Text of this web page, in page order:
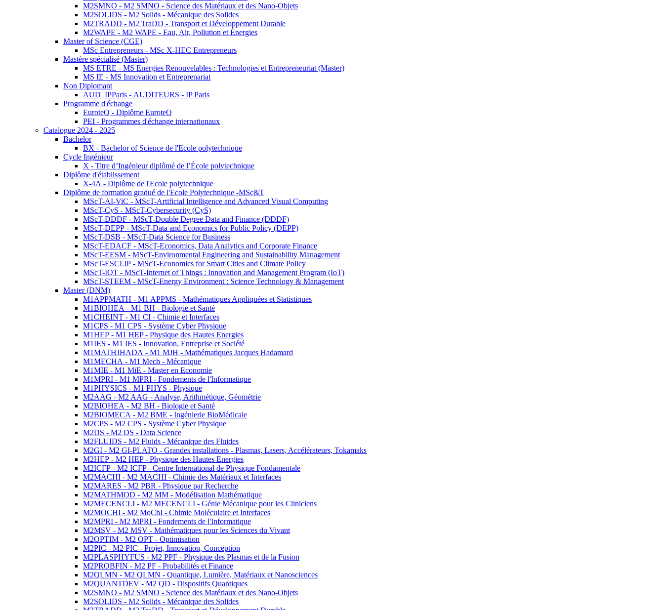
M2SMNO - M2 SMNO - Science des Matériaux et des Nano-Objets
M2SOLIDS - M2 Solids - Mécanique des Solides
M2TRADD - M2 TraDD - Transport et Développement Durable
M2WAPE - M2 WAPE - Eau, Air, Pollution et Énergies
Master of Science (CGE)
MSc Entrepreneurs - MSc X-HEC Entrepreneurs
Mastère spécialisé (Master)
MS ETRE - MS Energies Renouvelables : Technologies et Entrepreneuriat (Master)
MS IE - MS Innovation et Entreprenariat
Non Diplomant
AUD_IPParis - AUDITEURS - IP Paris
Programme d'échange
EuroteQ - Diplôme EuroteQ
PEI - Programmes d'échange internationaux
Catalogue 2024 - 2025
Bachelor
BX - Bachelor of Science de l'Ecole polytechnique
Cycle Ingénieur
X - Titre d’Ingénieur diplômé de l’École polytechnique
Diplôme d'établissement
X-4A - Diplôme de l'Ecole polytechnique
Diplôme de formation gradué de l'Ecole Polytechnique -MSc&T
MScT-AI-ViC - MScT-Artificial Intelligence and Advanced Visual Computing
MScT-CyS - MScT-Cybersecurity (CyS)
MScT-DDDF - MScT-Double Degree Data and Finance (DDDF)
MScT-DEPP - MScT-Data and Economics for Public Policy (DEPP)
MScT-DSB - MScT-Data Science for Business
MScT-EDACF - MScT-Economics, Data Analytics and Corporate Finance
MScT-EESM - MScT-Environmental Engineering and Sustainability Management
MScT-ESCLiP - MScT-Economics for Smart Cities and Climate Policy
MScT-IOT - MScT-Internet of Things : Innovation and Management Program (IoT)
MScT-STEEM - MScT-Energy Environment : Science Technology & Management
Master (DNM)
M1APPMATH - M1 APPMS - Mathématiques Appliquées et Statistiques
M1BIOHEA - M1 BH - Biologie et Santé
M1CHEINT - M1 CI - Chimie et Interfaces
M1CPS - M1 CPS - Système Cyber Physique
M1HEP - M1 HEP - Physique des Hautes Energies
M1IES - M1 IES - Innovation, Entreprise et Société
M1MATHJHADA - M1 MJH - Mathématiques Jacques Hadamard
M1MECHA - M1 Mech - Mécanique
M1MIE - M1 MiE - Master en Economie
M1MPRI - M1 MPRI - Fondements de l'Informatique
M1PHYSICS - M1 PHYS - Physique
M2AAG - M2 AAG - Analyse, Arithmétique, Géométrie
M2BIOHEA - M2 BH - Biologie et Santé
M2BIOMECA - M2 BME - Ingénierie BioMédicale
M2CPS - M2 CPS - Système Cyber Physique
M2DS - M2 DS - Data Science
M2FLUIDS - M2 Fluids - Mécanique des Fluides
M2GI - M2 GI-PLATO - Grandes installations - Plasmas, Lasers, Accélérateurs, Tokamaks
M2HEP - M2 HEP - Physique des Hautes Energies
M2ICFP - M2 ICFP - Centre International de Physique Fondamentale
M2MACHI - M2 MACHI - Chimie des Matériaux et Interfaces
M2MARES - M2 PBR - Physique par Recherche
M2MATHMOD - M2 MM - Modélisation Mathématique
M2MECENCLI - M2 MECENCLI - Génie Mécanique pour les Cliniciens
M2MOCHI - M2 MoChI - Chimie Moléculaire et Interfaces
M2MPRI - M2 MPRI - Fondements de l'Informatique
M2MSV - M2 MSV - Mathématiques pour les Sciences du Vivant
M2OPTIM - M2 OPT - Optimisation
M2PIC - M2 PIC - Projet, Innovation, Conception
M2PLASPHYFUS - M2 PPF - Physique des Plasmas et de la Fusion
M2PROBFIN - M2 PF - Probabilités et Finance
M2QLMN - M2 QLMN - Quantique, Lumière, Matériaux et Nanosciences
M2QUANTDEV - M2 QD - Dispositifs Quantiques
M2SMNO - M2 SMNO - Science des Matériaux et des Nano-Objets
M2SOLIDS - M2 Solids - Mécanique des Solides